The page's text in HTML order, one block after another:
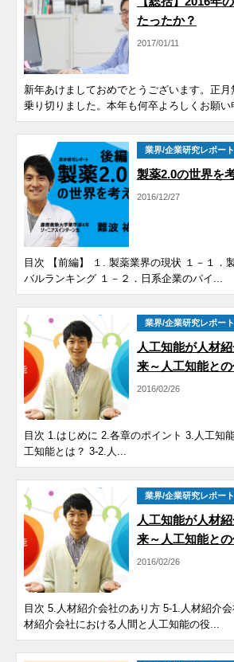
たったか？
2017/01/11
新年あけましておめでとうございます。正
乗り切りました。本年も何卒よろしくお願い
業界/企業研究レポート
製薬2.0の世界を
2016/12/27
目次 【前編】 １. 製薬業界の現状 １－１．
バルランキング １－２．日系企業のパイ...
業界/企業研究レポート
人工知能が人材
来～人工知能と
2016/02/26
目次 1.はじめに 2.各章のポイント 3.人工知
工知能とは？ 3-2.人...
業界/企業研究レポート
人工知能が人材
来～人工知能と
2016/02/26
目次 5.人材紹介会社のあり方 5-1.人材紹介
材紹介会社における人間と人工知能の役...